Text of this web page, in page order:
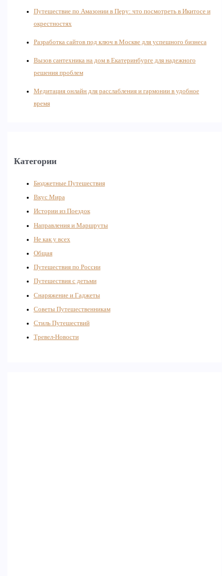
Путешествие по Амазонии в Перу: что посмотреть в Икитосе и
окрестностях
Разработка сайтов под ключ в Москве для успешного бизнеса
Вызов сантехника на дом в Екатеринбурге для надежного
решения проблем
Медитация онлайн для расслабления и гармонии в удобное
время
Категории
Бюджетные Путешествия
Вкус Мира
Истории из Поездок
Направления и Маршруты
Не как у всех
Общая
Путешествия по России
Путешествия с детьми
Снаряжение и Гаджеты
Советы Путешественникам
Стиль Путешествий
Тревел-Новости